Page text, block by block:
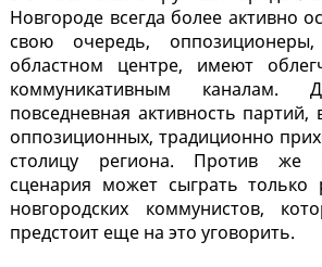
Новгороде всегда более активно
свою очередь,
областном центре, имеют
коммуникативным
повседневная активность
оппозиционных, традиционно
столицу региона. Против же
сценария может сыграть только
новгородских коммунистов,
предстоит еще на это уговорить.